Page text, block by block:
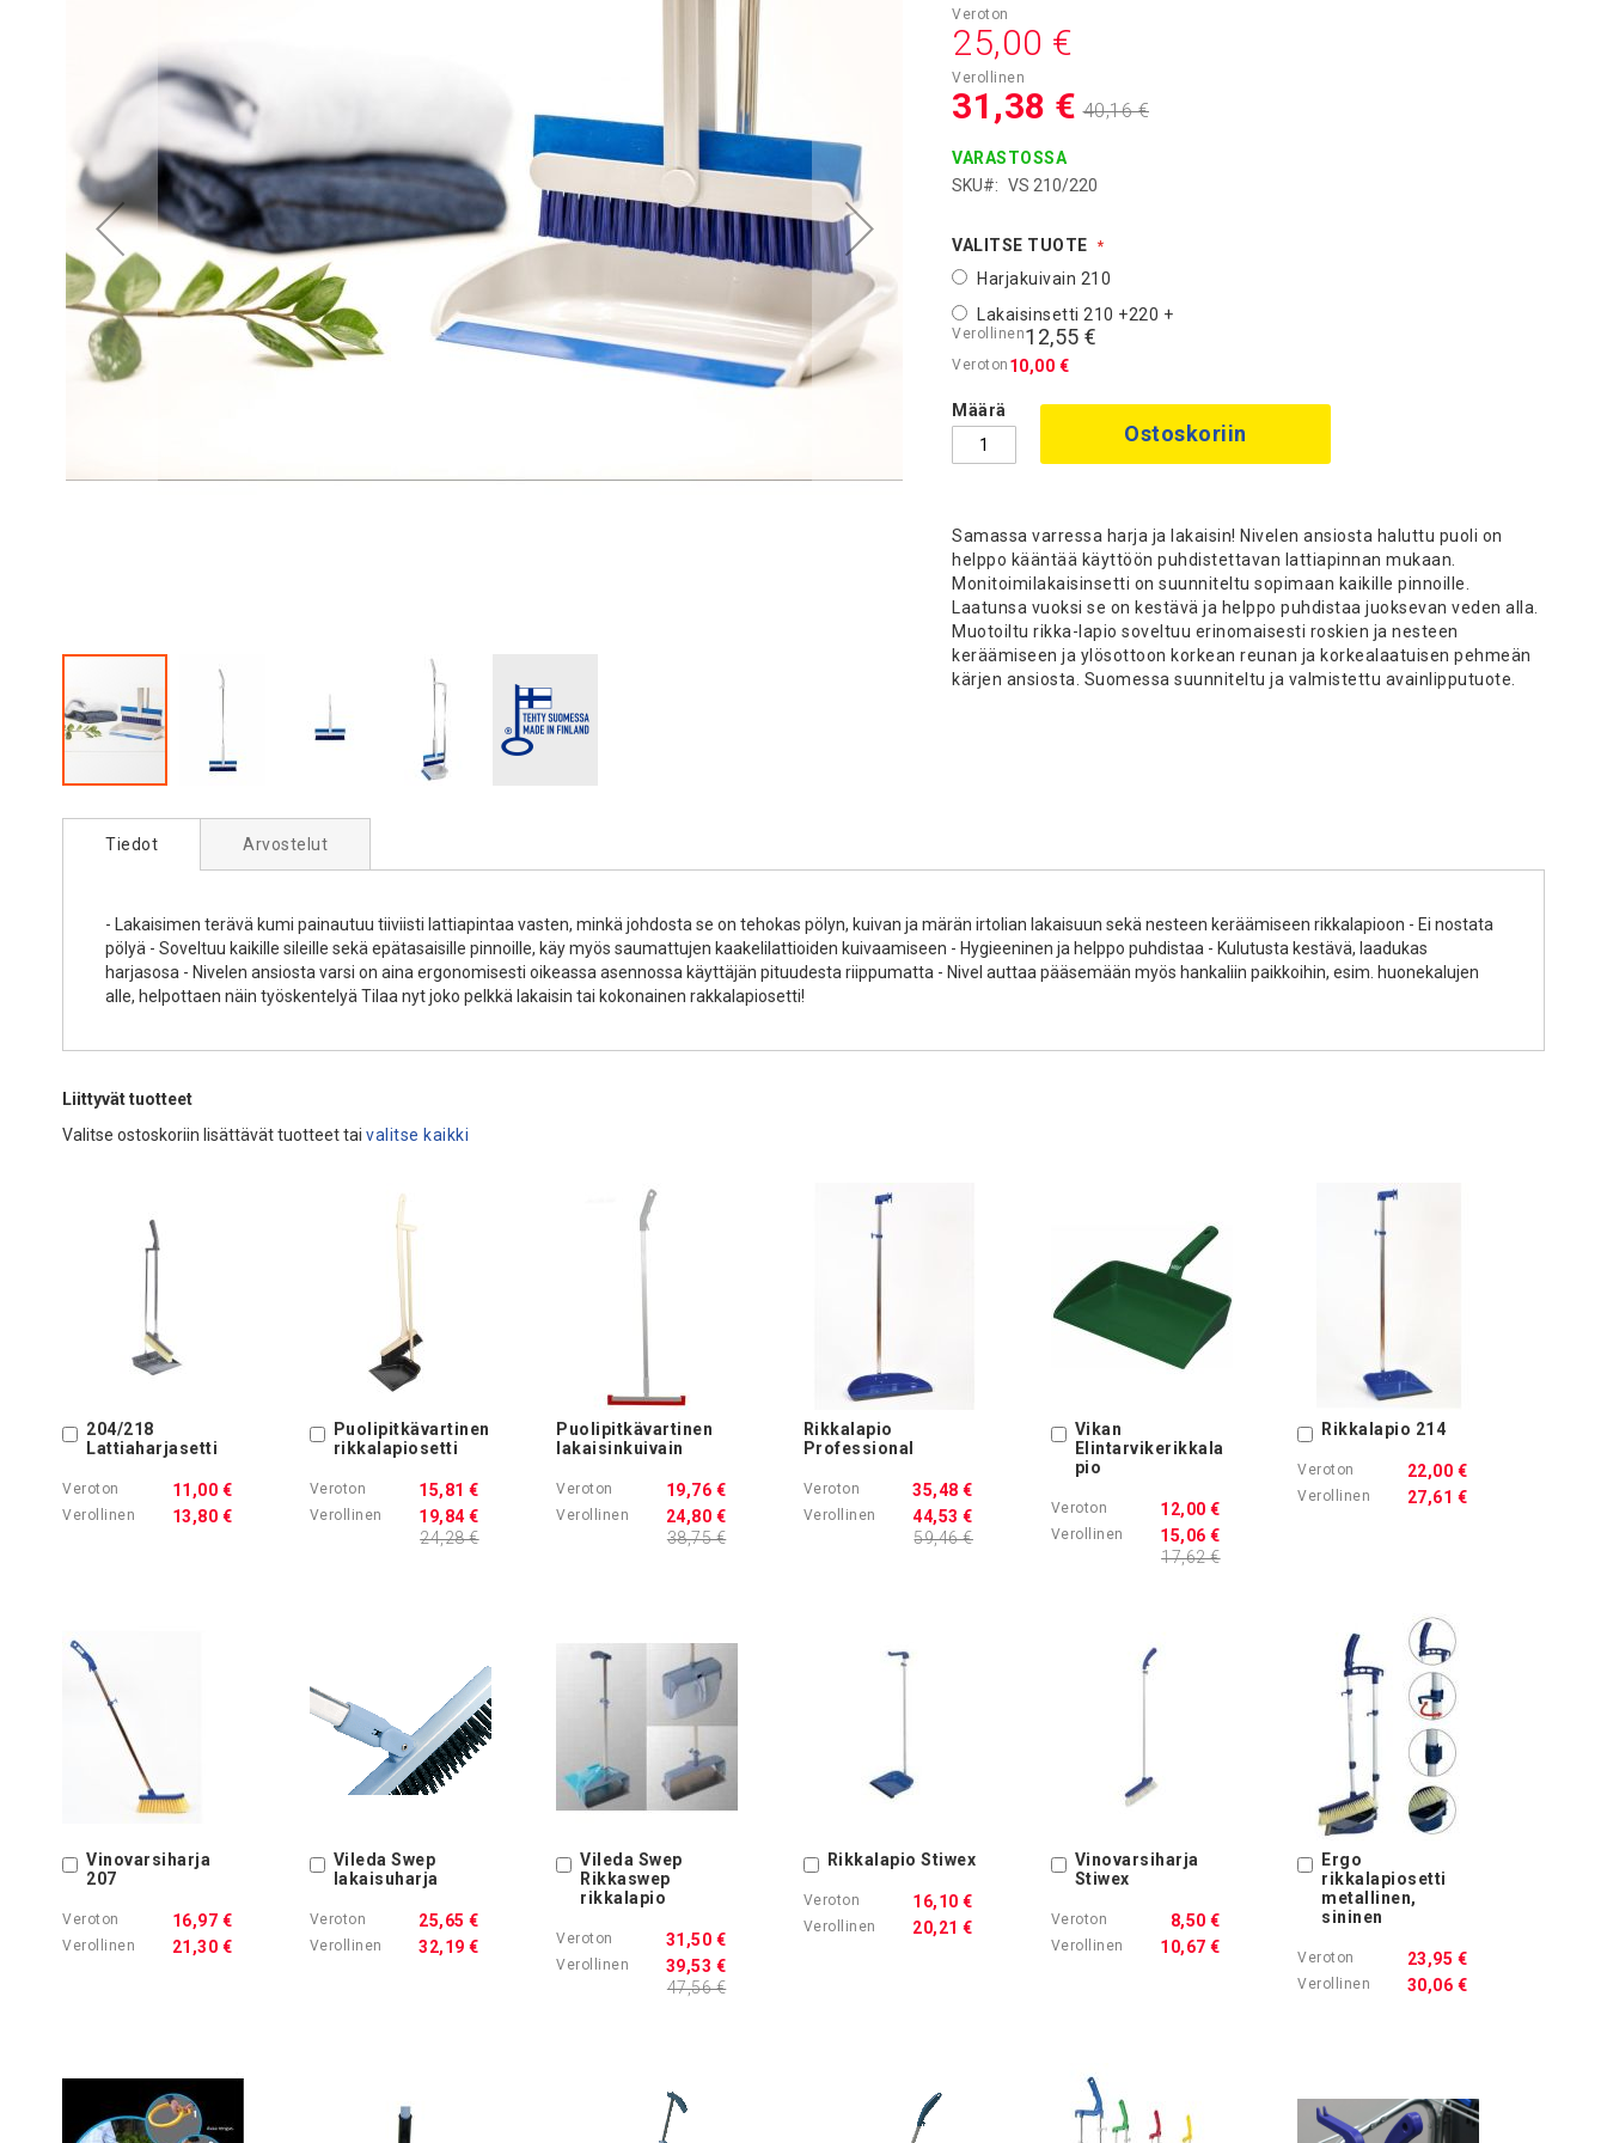
Asiakashinta
31,38 €
25,00 €
40,16 €
VARASTOSSA
SKU
VS 210/220
VALITSE TUOTE
Harjakuivain 210
Lakaisinsetti 210 +220 +
12,55 €
10,00 €
Määrä
Ostoskoriin
Samassa varressa harja ja lakaisin! Nivelen ansiosta haluttu puoli on
helppo kääntää käyttöön puhdistettavan lattiapinnan mukaan.
Monitoimilakaisinsetti on suunniteltu sopimaan kaikille pinnoille.
Laatunsa vuoksi se on kestävä ja helppo puhdistaa juoksevan veden alla.
Muotoiltu rikka-lapio soveltuu erinomaisesti roskien ja nesteen
keräämiseen ja ylösottoon korkean reunan ja korkealaatuisen pehmeän
kärjen ansiosta. Suomessa suunniteltu ja valmistettu avainlipputuote.
to
images
gallery
Tiedot
- Lakaisimen terävä kumi painautuu tiiviisti lattiapintaa vasten, minkä johdosta se on tehokas pölyn, kuivan ja märän irtolian lakaisuun sekä nesteen keräämiseen rikkalapioon - Ei nostata
pölyä - Soveltuu kaikille sileille sekä epätasaisille pinnoille, käy myös saumattujen kaakelilattioiden kuivaamiseen - Hygieeninen ja helppo puhdistaa - Kulutusta kestävä, laadukas
harjasosa - Nivelen ansiosta varsi on aina ergonomisesti oikeassa asennossa käyttäjän pituudesta riippumatta - Nivel auttaa pääsemään myös hankaliin paikkoihin, esim. huonekalujen
alle, helpottaen näin työskentelyä Tilaa nyt joko pelkkä lakaisin tai kokonainen rakkalapiosetti!
Arvostelut
Liittyvät tuotteet
Valitse ostoskoriin lisättävät tuotteet tai valitse kaikki
204/218
Lattiaharjasetti
13,80 €
11,00 €
Ostoskoriin
Puolipitkävartinen
rikkalapiosetti
19,84 €
15,81 €
24,28 €
Ostoskoriin
Puolipitkävartinen
lakaisinkuivain
24,80 €
19,76 €
38,75 €
Rikkalapio
Professional
44,53 €
35,48 €
59,46 €
Vikan
Elintarvikerikkala
pio
15,06 €
12,00 €
17,62 €
Ostoskoriin Rikkalapio 214
27,61 €
22,00 €
Ostoskoriin
Vinovarsiharja
207
21,30 €
16,97 €
Ostoskoriin
Vileda Swep
lakaisuharja
32,19 €
25,65 €
Ostoskoriin
Vileda Swep
Rikkaswep
rikkalapio
39,53 €
31,50 €
47,56 €
Ostoskoriin Rikkalapio Stiwex
20,21 €
16,10 €
Ostoskoriin
Vinovarsiharja
Stiwex
10,67 €
8,50 €
Ostoskoriin
Ergo
rikkalapiosetti
metallinen,
sininen
30,06 €
23,95 €
Ostoskoriin